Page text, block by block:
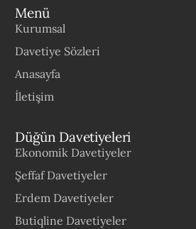
Menü
Kurumsal
Davetiye Sözleri
Anasayfa
İletişim
Düğün Davetiyeleri
Ekonomik Davetiyeler
Şeffaf Davetiyeler
Erdem Davetiyeler
Butiqline Davetiyeler